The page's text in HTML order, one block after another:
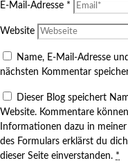
E-Mail-Adresse *
Website
Name, E-Mail-Adresse
nächsten Kommentar
Dieser Blog speichert
Website. Kommentare
Informationen dazu in
des Formulars erklärst du
dieser Seite einverstanden. *